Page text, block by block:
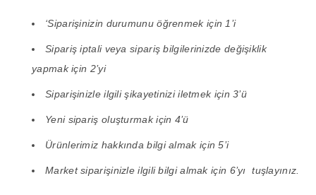
‘Siparişinizin durumunu öğrenmek için 1’i
Sipariş iptali veya sipariş bilgilerinizde değişiklik
yapmak için 2’yi
Siparişinizle ilgili şikayetinizi iletmek için 3’ü
Yeni sipariş oluşturmak için 4’ü
Ürünlerimiz hakkında bilgi almak için 5’i
Market siparişinizle ilgili bilgi almak için 6’yı tuşlayınız.